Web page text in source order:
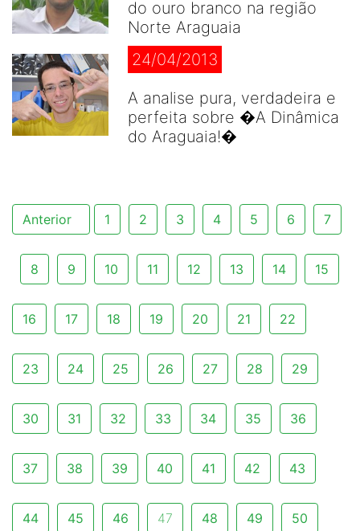
do ouro branco na região
Norte Araguaia
24/04/2013
A analise pura, verdadeira e
perfeita sobre �A Dinâmica
do Araguaia!�
Anterior 1 2 3 4 5 6 7
8 9 10 11 12 13 14 15
16 17 18 19 20 21 22
23 24 25 26 27 28 29
30 31 32 33 34 35 36
37 38 39 40 41 42 43
44 45 46 47 48 49 50